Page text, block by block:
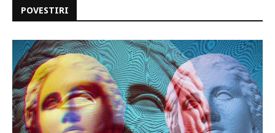
POVESTIRI